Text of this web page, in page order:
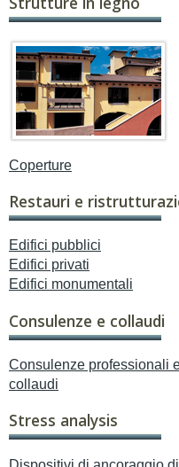
Coperture
Restauri e
Edifici pubblici
Edifici privati
Edifici monumentali
Consulenze e collaudi
Consulenze professionali
collaudi
Stress analysis